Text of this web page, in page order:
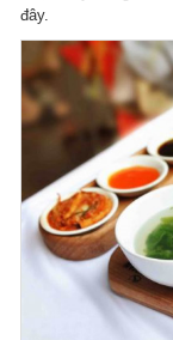
đây.